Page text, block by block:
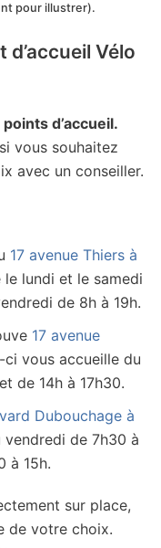
pour illustrer).
Vélo
points d’accueil.
vous souhaitez
avec un conseiller.
17 avenue Thiers à
lundi et le samedi
de 8h à 19h.
17 avenue
ci vous accueille du
de 14h à 17h30.
Dubouchage à
de 7h30 à
à 15h.
sur place,
de votre choix.